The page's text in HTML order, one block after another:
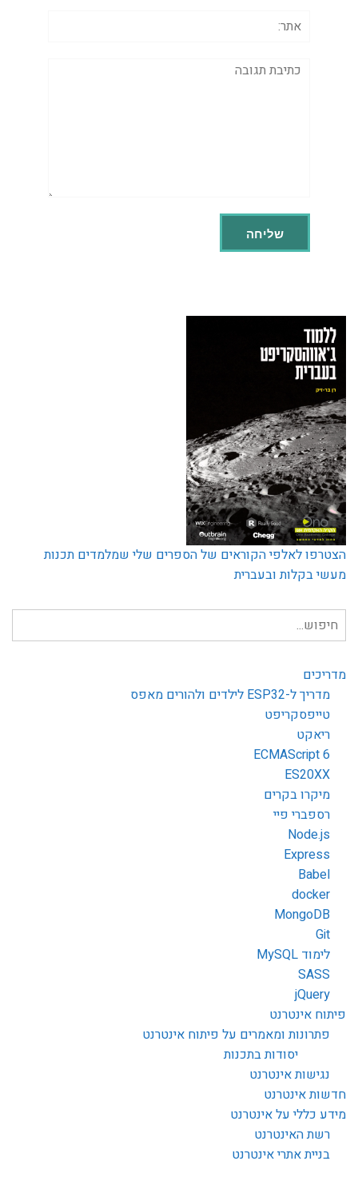
תגובה
הצטרפו לאלפי הקוראים של הספרים שלי שמלמדים תכנות
מעשי בקלות ובעברית
חיפוש
עבור:
מדריכים
מדריך ל-ESP32 לילדים ולהורים מאפס
טייפסקריפט
ריאקט
ECMAScript 6
ES20XX
מיקרו בקרים
רספברי פיי
Node.js
Express
Babel
docker
MongoDB
Git
לימוד MySQL
SASS
jQuery
פיתוח אינטרנט
פתרונות ומאמרים על פיתוח אינטרנט
יסודות בתכנות
נגישות אינטרנט
חדשות אינטרנט
מידע כללי על אינטרנט
רשת האינטרנט
בניית אתרי אינטרנט